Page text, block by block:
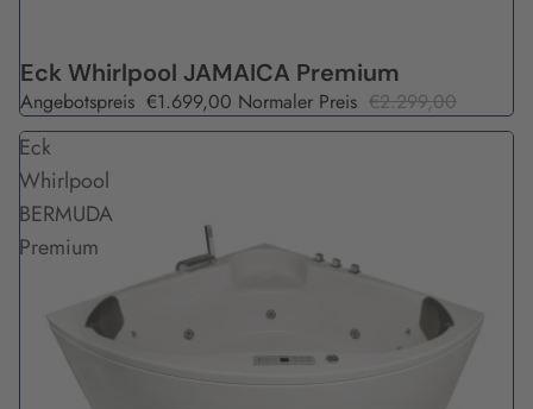
Angebot
Eck Whirlpool JAMAICA Premium
Angebotspreis €1.699,00 Normaler Preis €2.299,00
Eck
Whirlpool
BERMUDA
Premium